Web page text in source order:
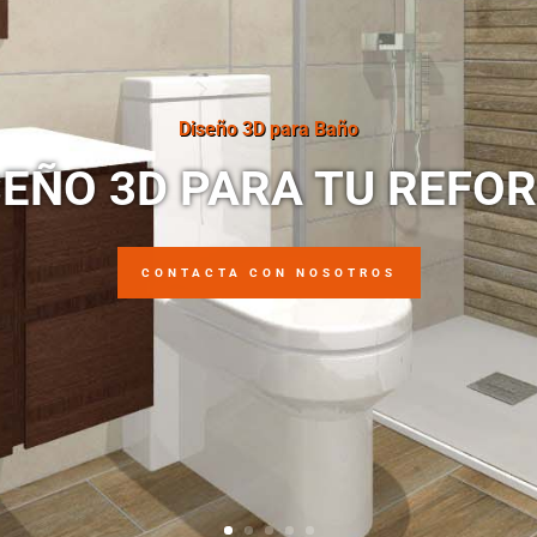
Diseño 3D para Baño
3D PARA TU
CONTACTA CON NOSOTROS